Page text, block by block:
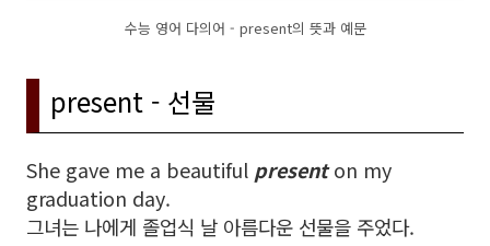
수능 영어 다의어 - present의 뜻과 예문
present - 선물
She gave me a beautiful present on my
graduation day.
그녀는 나에게 졸업식 날 아름다운 선물을 주었다.